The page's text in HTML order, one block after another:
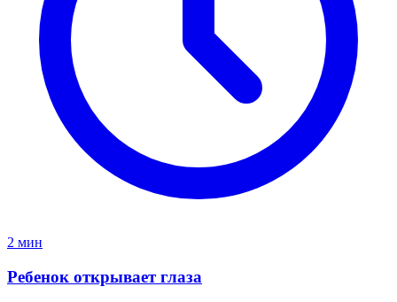
2 мин
Ребенок открывает глаза